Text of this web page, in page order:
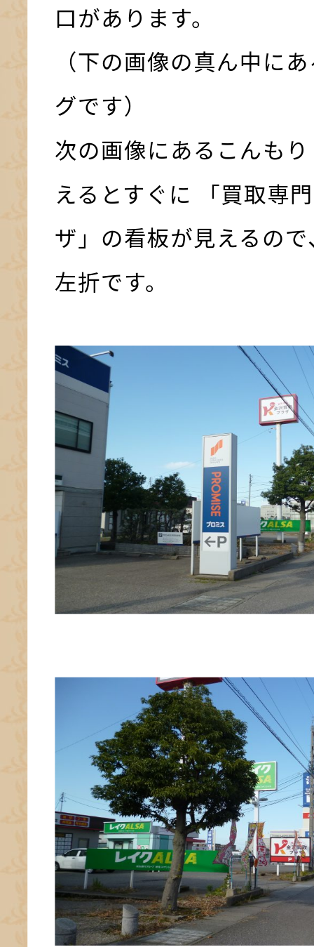
口があります。
（下の画像の真ん中に
グです）
次の画像にあるこんも
えるとすぐに 「買取専
ザ」の看板が見えるの
左折です。